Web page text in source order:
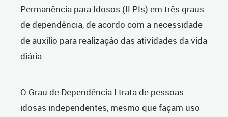
Permanência para Idosos (ILPIs) em três graus
de dependência, de acordo com a necessidade
de auxílio para realização das atividades da vida
diária.
O Grau de Dependência I trata de pessoas
idosas independentes, mesmo que façam uso